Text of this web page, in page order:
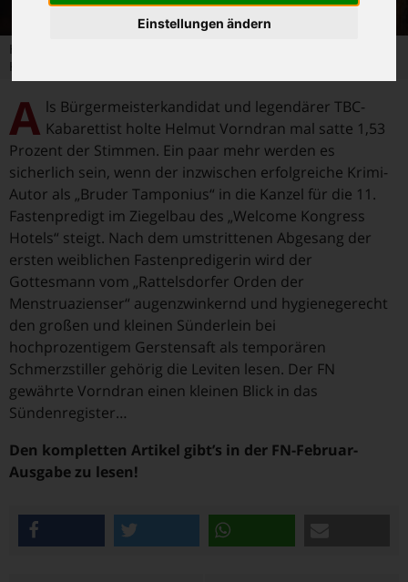
Einstellungen ändern
Helmut Vorndran als "Bruder Tambonius" - Foto: Thomas Paal /
Kopfwerk
A ls Bürgermeisterkandidat und legendärer TBC-
Kabarettist holte Helmut Vorndran mal satte 1,53
Prozent der Stimmen. Ein paar mehr werden es
sicherlich sein, wenn der inzwischen erfolgreiche Krimi-
Autor als „Bruder Tamponius“ in die Kanzel für die 11.
Fastenpredigt im Ziegelbau des „Welcome Kongress
Hotels“ steigt. Nach dem umstrittenen Abgesang der
ersten weiblichen Fastenpredigerin wird der
Gottesmann vom „Rattelsdorfer Orden der
Menstruazienser“ augenzwinkernd und hygienegerecht
den großen und kleinen Sünderlein bei
hochprozentigem Gerstensaft als temporären
Schmerzstiller gehörig die Leviten lesen. Der FN
gewährte Vorndran einen kleinen Blick in das
Sündenregister…
Den kompletten Artikel gibt’s in der FN-Februar-
Ausgabe zu lesen!